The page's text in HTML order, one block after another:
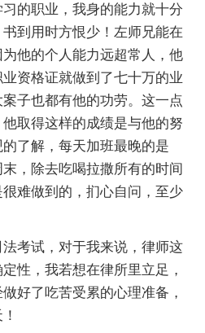
的职业，我身的能力就十分
到用时方恨少！左师兄能在
他的个人能力远超常人，他
资格证就做到了七十万的业
子也都有他的功劳。这一点
取得这样的成绩是与他的努
了解，每天加班最晚的是
，除去吃喝拉撒所有的时间
难做到的，扪心自问，至少
考试，对于我来说，律师这
性，我若想在律所里立足，
好了吃苦受累的心理准备，